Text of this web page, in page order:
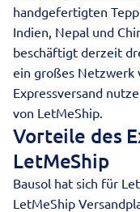
handgefertigten
Indien, Nepal und
beschäftigt derzeit
ein großes Netzwerk
Expressversand
von LetMeShip.
Vorteile des
LetMeShip
Bausol hat sich für
LetMeShip